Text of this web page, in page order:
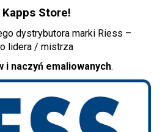
Store!
dystrybutora marki Riess –
lidera / mistrza
i naczyń emaliowanych.
Kristallblau